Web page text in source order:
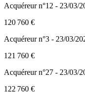
Acquéreur n°12 - 23/03/
120 760 €
Acquéreur n°3 - 23/03/
121 760 €
Acquéreur n°27 - 23/03/
122 760 €